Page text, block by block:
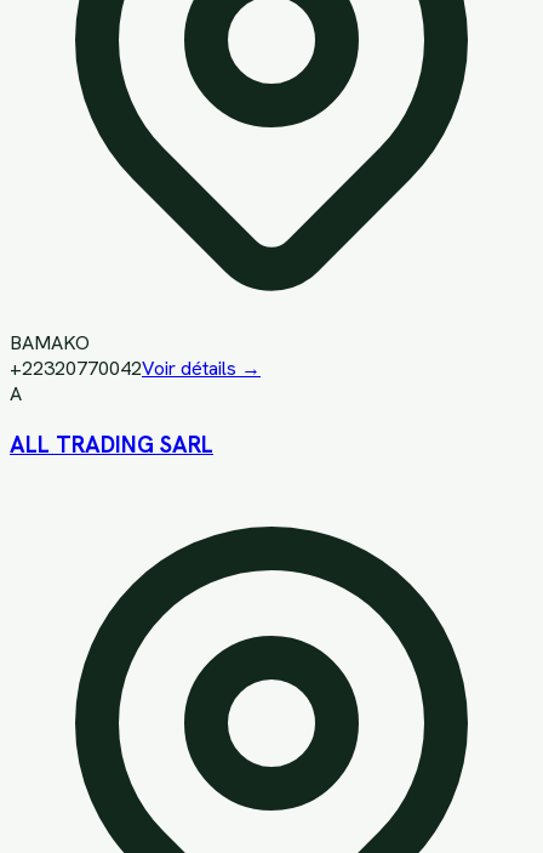
BAMAKO
+22320770042Voir détails →
A
ALL TRADING SARL